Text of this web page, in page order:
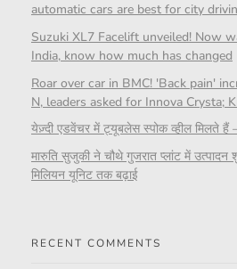
automatic cars are best for city
Suzuki XL7 Facelift unveiled! Now
India, know how much has changed
Roar over car in BMC! 'Back pain'
N, leaders asked for Innova Crysta;
येज़्दी एडवेंचर में ट्यूबलेस स्पोक व्हील मिलते हैं
मारुति सुजुकी ने चौथे गुजरात प्लांट में उत्पादन
मिलियन यूनिट तक बढ़ाई
RECENT COMMENTS